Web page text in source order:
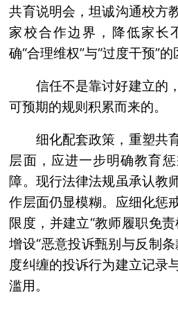
共育说明会，坦诚沟通校方
家校合作边界，降低家长
确“合理维权”与“过度干预”的
信任不是靠讨好建立的
可预期的规则积累而来的。
细化配套政策，重塑共
层面，应进一步明确教育
障。现行法律法规虽承认教
作层面仍显模糊。应细化惩
限度，并建立“教师履职免
增设“恶意投诉甄别与反制
度纠缠的投诉行为建立记录
滥用。